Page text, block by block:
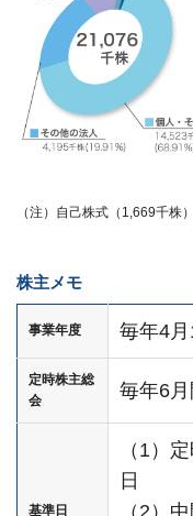
（注）自己株式（1,669千株
株主メモ
事業年度 毎年4
定時株主総
会
毎年6
基準日
（1）
日